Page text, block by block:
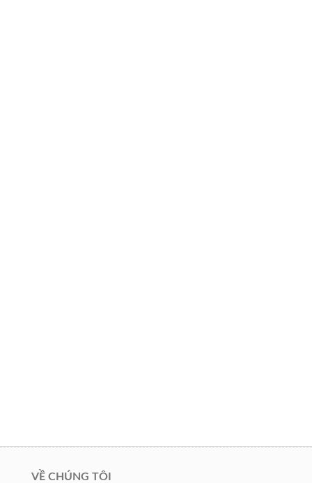
VỀ CHÚNG TÔI